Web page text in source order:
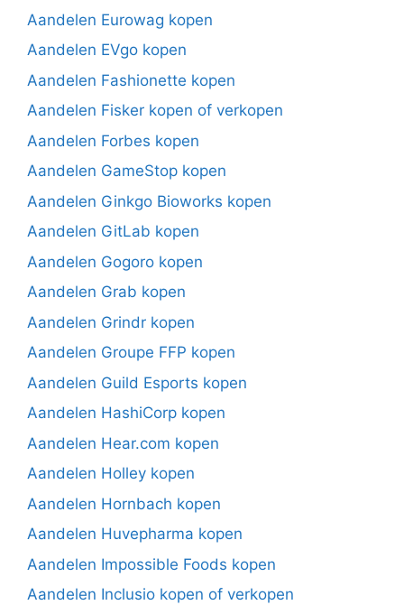
Aandelen Eurowag kopen
Aandelen EVgo kopen
Aandelen Fashionette kopen
Aandelen Fisker kopen of verkopen
Aandelen Forbes kopen
Aandelen GameStop kopen
Aandelen Ginkgo Bioworks kopen
Aandelen GitLab kopen
Aandelen Gogoro kopen
Aandelen Grab kopen
Aandelen Grindr kopen
Aandelen Groupe FFP kopen
Aandelen Guild Esports kopen
Aandelen HashiCorp kopen
Aandelen Hear.com kopen
Aandelen Holley kopen
Aandelen Hornbach kopen
Aandelen Huvepharma kopen
Aandelen Impossible Foods kopen
Aandelen Inclusio kopen of verkopen